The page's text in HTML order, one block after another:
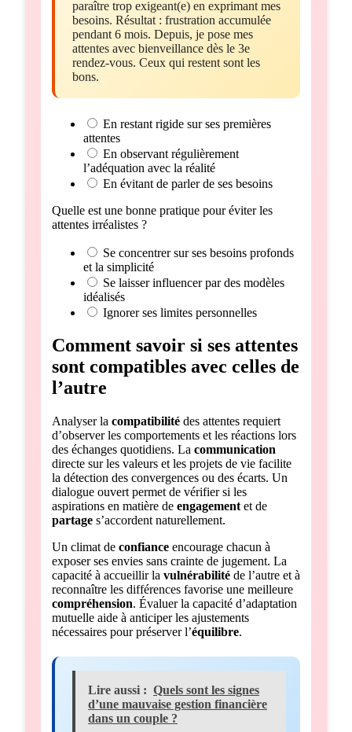
paraître trop exigeant(e) en exprimant mes
besoins. Résultat : frustration accumulée
pendant 6 mois. Depuis, je pose mes
attentes avec bienveillance dès le 3e
rendez-vous. Ceux qui restent sont les
bons.
En restant rigide sur ses premières
attentes
En observant régulièrement
l’adéquation avec la réalité
En évitant de parler de ses besoins
Quelle est une bonne pratique pour éviter les
attentes irréalistes ?
Se concentrer sur ses besoins profonds
et la simplicité
Se laisser influencer par des modèles
idéalisés
Ignorer ses limites personnelles
Comment savoir si ses attentes
sont compatibles avec celles de
l’autre
Analyser la compatibilité des attentes requiert
d’observer les comportements et les réactions lors
des échanges quotidiens. La communication
directe sur les valeurs et les projets de vie facilite
la détection des convergences ou des écarts. Un
dialogue ouvert permet de vérifier si les
aspirations en matière de engagement et de
partage s’accordent naturellement.
Un climat de confiance encourage chacun à
exposer ses envies sans crainte de jugement. La
capacité à accueillir la vulnérabilité de l’autre et à
reconnaître les différences favorise une meilleure
compréhension. Évaluer la capacité d’adaptation
mutuelle aide à anticiper les ajustements
nécessaires pour préserver l’équilibre.
Lire aussi : Quels sont les signes
d’une mauvaise gestion financière
dans un couple ?